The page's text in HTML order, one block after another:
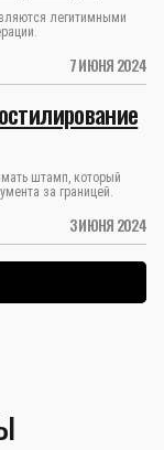
7 ИЮНЯ 2024
легитимными
3 ИЮНЯ 2024
штамп, который
за границей.